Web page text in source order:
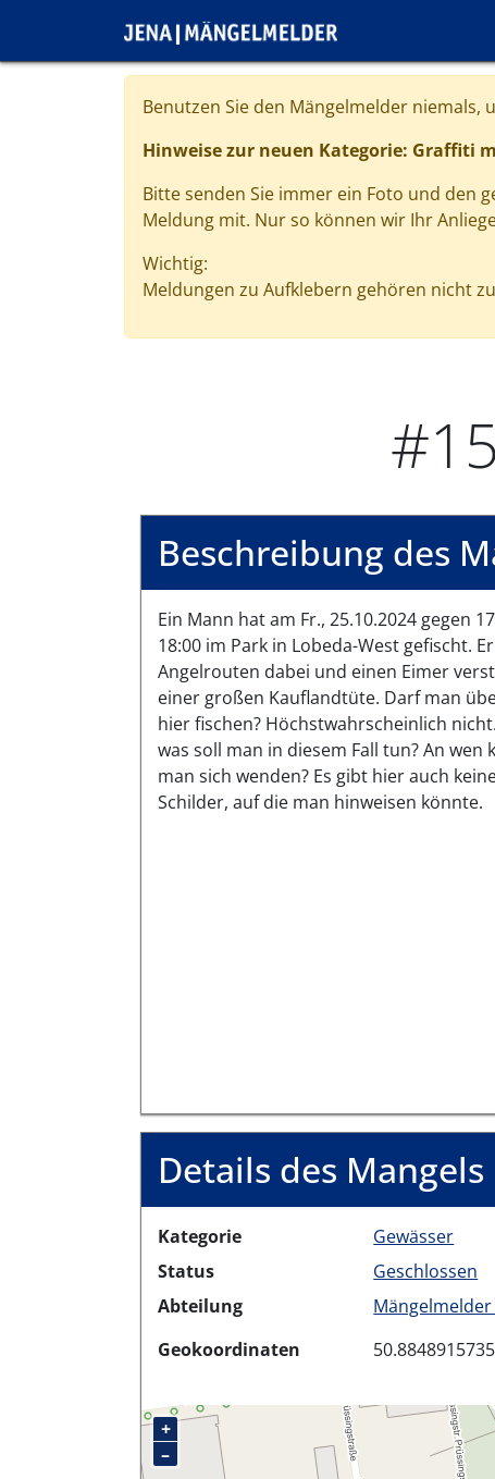
Benutzen Sie den Mängelmelder
Hinweise zur neuen Kategorie: Graffiti
Bitte senden Sie immer ein Foto und den
Meldung mit. Nur so können wir Ihr
Wichtig:
Meldungen zu Aufklebern gehören nicht
Beschreibung des
Ein Mann hat am Fr., 25.10.2024 gegen
18:00 im Park in Lobeda-West gefischt.
Angelrouten dabei und einen Eimer
einer großen Kauflandtüte. Darf man
hier fischen? Höchstwahrscheinlich
was soll man in diesem Fall tun? An wen
man sich wenden? Es gibt hier auch
Schilder, auf die man hinweisen könnte.
Details des Mangels
Kategorie
Gewässer
Status
Geschlossen
Abteilung
Mängelmelder
Geokoordinaten
+
–